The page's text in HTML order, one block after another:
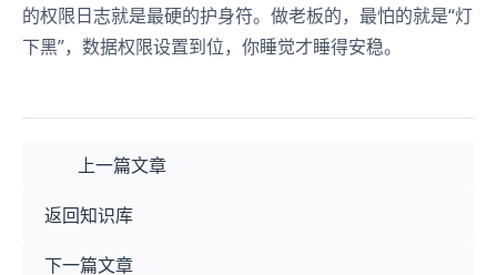
的权限日志就是最硬的护身符。做老板的，最怕的就是“灯
下黑”，数据权限设置到位，你睡觉才睡得安稳。
上一篇文章
返回知识库
下一篇文章